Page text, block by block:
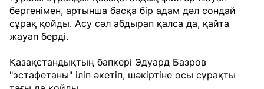
бергенімен, артынша басқа бір адам дәл сондай
сұрақ қойды. Асу сәл абдырап қалса да, қайта
жауап берді.
Қазақстандықтың бапкері Эдуард Базров
"эстафетаны" іліп әкетіп, шәкіртіне осы сұрақты